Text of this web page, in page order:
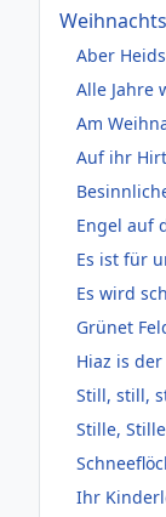
Aber
Alle Jahre
Am
Auf ihr
Engel auf
Es ist für
Es wird
Grünet
Hiaz is
Still, still,
Stille,
Ihr